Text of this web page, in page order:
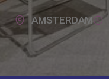
AMSTERDAM